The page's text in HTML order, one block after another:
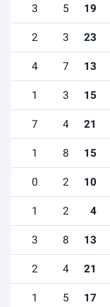
19
5
3
23
3
2
13
7
4
15
3
1
21
4
7
15
8
1
10
2
0
4
2
1
13
8
3
21
4
2
17
5
1